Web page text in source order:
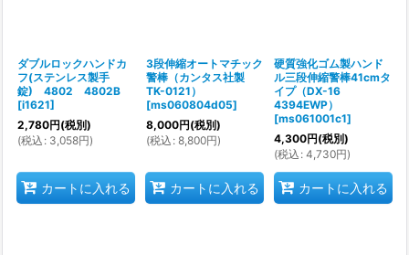
ダブルロックハンドカ
フ(ステンレス製手
錠) 4802 4802B
[i1621]
2,780円(税別)
(税込 : 3,058円)
カートに入れる
3段伸縮オートマチック
警棒（カンタス社製
TK-0121）
[ms060804d05]
8,000円(税別)
(税込 : 8,800円)
カートに入れる
硬質強化ゴム製ハンド
ル三段伸縮警棒41cmタ
イプ（DX-16
4394EWP）
[ms061001c1]
4,300円(税別)
(税込 : 4,730円)
カートに入れる